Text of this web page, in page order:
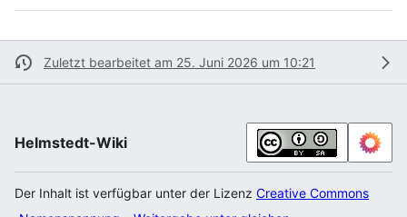
Zuletzt bearbeitet am 25. Juni 2026 um 10:21
Helmstedt-Wiki
Der Inhalt ist verfügbar unter der Lizenz Creative Commons